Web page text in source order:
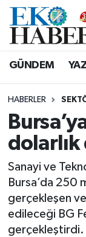
GÜNDEM
HABERLER
dolarlık
Sanayi ve
Bursa’da 250
gerçekleşen
edileceği BG
gerçekleştirdi.
Hava
Tüm
Son
Haber